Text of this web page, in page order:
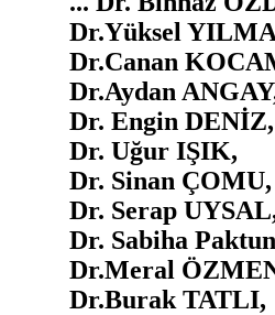
Dr.Yüksel
Dr.Canan
Dr.Aydan
Dr. Engin DENİZ,
Dr. Uğur IŞIK,
Dr. Sinan ÇOMU,
Dr. Serap
Dr. Sabiha
Dr.Meral
Dr.Burak TATLI,